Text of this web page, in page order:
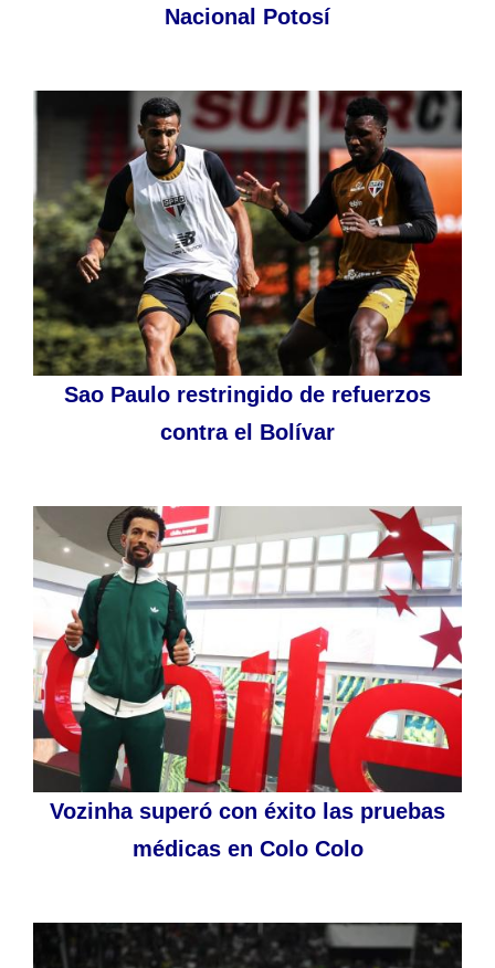
Nacional Potosí
Sao Paulo restringido de refuerzos
contra el Bolívar
Vozinha superó con éxito las pruebas
médicas en Colo Colo